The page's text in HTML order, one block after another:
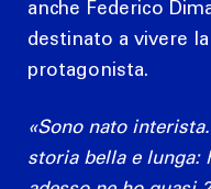
anche Federico
destinato a vivere
protagonista.
«Sono nato
storia bella e lunga: